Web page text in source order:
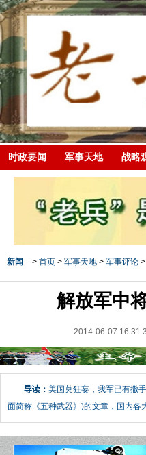
时政要闻 军事天地 战略
新闻 > 首页 > 军事天地 > 军事评论
解放军中
2014-06-07
导读： 美国莫狂妄，我军已有撒
面简称《五种武器》)的文章，国内各